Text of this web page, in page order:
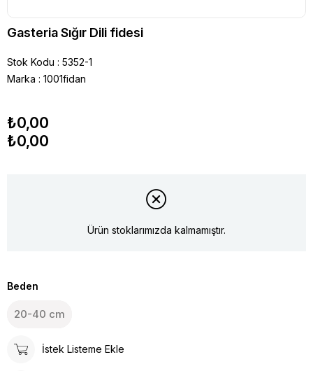
Gasteria Sığır Dili fidesi
Stok Kodu
5352-1
Marka : 1001fidan
₺0,00
₺0,00
Ürün stoklarımızda kalmamıştır.
Beden
20-40 cm
İstek Listeme Ekle